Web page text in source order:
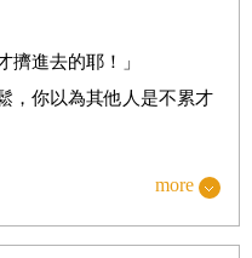
啊
人設想？
面時一直看手錶
體心的語言嗎？
心」的社會
擠進去的耶！」
，你以為其他人是不累才
有什麼感受？即使你知道
more